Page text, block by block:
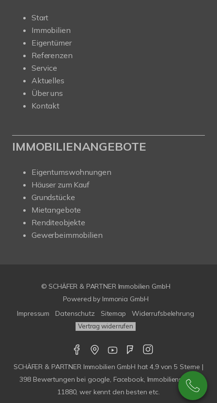
Start
Immobilien
Eigentümer
Referenzen
Service
Aktuelles
Über uns
Kontakt
IMMOBILIENANGEBOTE
Eigentumswohnungen
Häuser zum Kauf
Grundstücke
Mietangebote
Renditeobjekte
Gewerbeimmobilien
© SCHÄFER & PARTNER Immobilien GmbH
Powered by Immonia GmbH
Impressum
Datenschutz Sitemap Widerrufsbelehrung
Vertrag widerrufen
SCHÄFER & PARTNER Immobilien GmbH hat4,9von5 Sterne |
398 Bewertungen bei google, Facebook, Immobilienscout,
11880, wer kennt den besten etc.